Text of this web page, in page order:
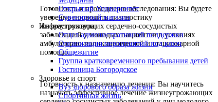
Открытый Университет
Сувенирный магазин
Инфраструктура
Отдел административной поддержки
Организация мероприятий под ключ
Общежитие
Группа кратковременного пребывания детей
Гостиница Богородское
Здоровье и спорт
Вуз здорового образа жизни
Спортивная жизнь
Готовность к проведению обследования: Вы будете
уверенно проводить диагностику
жизнеугрожающих сердечно-сосудистых
заболеваний у молодых пациентов в условиях
амбулаторно-поликлинической и стационарной
помощи.
Готовность к назначению лечения: Вы научитесь
назначать эффективное лечение жизнеугрожающих